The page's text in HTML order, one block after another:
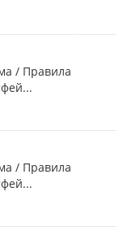
/ Правила
/ Правила